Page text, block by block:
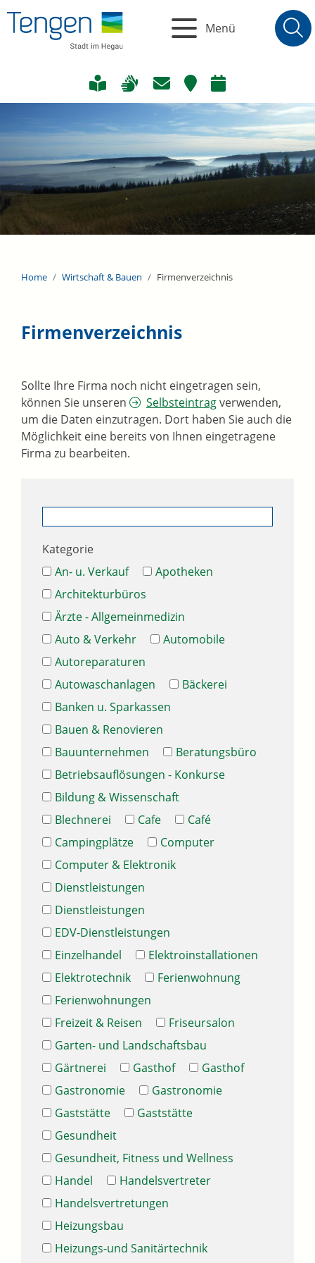
Menü
Home Wirtschaft & Bauen Firmenverzeichnis
Firmenverzeichnis
Sollte Ihre Firma noch nicht eingetragen sein,
können Sie unseren
Selbsteintragverwenden,
um die Daten einzutragen. Dort haben Sie auch die
Möglichkeit eine bereits von Ihnen eingetragene
Firma zu bearbeiten.
Kategorie
An- u. Verkauf
Apotheken
Architekturbüros
Ärzte - Allgemeinmedizin
Auto & Verkehr
Automobile
Autoreparaturen
Autowaschanlagen
Bäckerei
Banken u. Sparkassen
Bauen & Renovieren
Bauunternehmen
Beratungsbüro
Betriebsauflösungen - Konkurse
Bildung & Wissenschaft
Blechnerei
Cafe
Café
Campingplätze
Computer
Computer & Elektronik
Dienstleistungen
Dienstleistungen
EDV-Dienstleistungen
Einzelhandel
Elektroinstallationen
Elektrotechnik
Ferienwohnung
Ferienwohnungen
Freizeit & Reisen
Friseursalon
Garten- und Landschaftsbau
Gärtnerei
Gasthof
Gasthof
Gastronomie
Gastronomie
Gaststätte
Gaststätte
Gesundheit
Gesundheit, Fitness und Wellness
Handel
Handelsvertreter
Handelsvertretungen
Heizungsbau
Heizungs-und Sanitärtechnik